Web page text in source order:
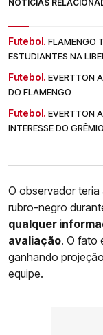
NOTÍCIAS
Futebol. FLAMENGO
ESTUDIANTES NA
Futebol. EVERTTON
DO FLAMENGO
Futebol. EVERTTON
INTERESSE DO GRÊMIO
O observador
rubro-negro
qualquer
avaliação. O fato
ganhando
equipe.